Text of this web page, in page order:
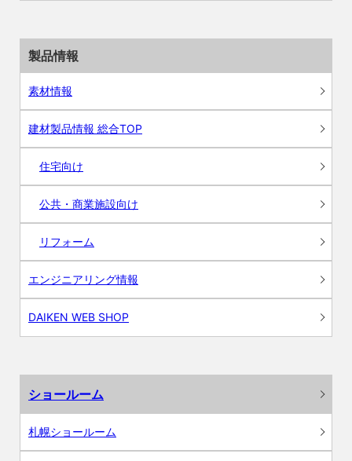
製品情報
素材情報
建材製品情報 総合TOP
住宅向け
公共・商業施設向け
リフォーム
エンジニアリング情報
DAIKEN WEB SHOP
ショールーム
札幌ショールーム